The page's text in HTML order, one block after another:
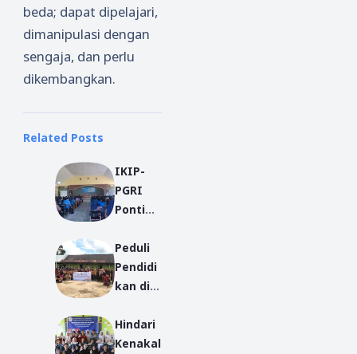
beda; dapat dipelajari,
dimanipulasi dengan
sengaja, dan perlu
dikembangkan.
Related Posts
IKIP-
PGRI
Pontian
Gelar
Sosialis
asi
2,
Suherdi
Peduli
Pendidi
kan di
IKMAS
Pontian
Hindari
Kenakal